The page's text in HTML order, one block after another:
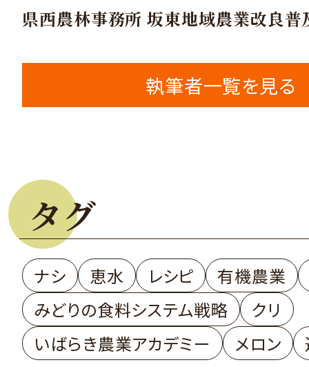
県西農林事務所 坂東地域農業改良普
執筆者一覧を見る
タグ
ナシ 恵水 レシピ
有機農業
みどりの食料システム戦略
クリ
いばらき農業アカデミー
メロン